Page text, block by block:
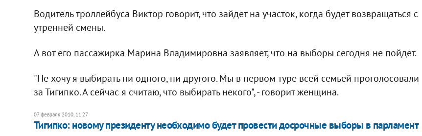
Водитель троллейбуса Виктор говорит, что зайдет на участок, когда будет возвращаться с
утренней смены.
А вот его пассажирка Марина Владимировна заявляет, что на выборы сегодня не пойдет.
"Не хочу я выбирать ни одного, ни другого. Мы в первом туре всей семьей проголосовали
за Тигипко. А сейчас я считаю, что выбирать некого", - говорит женщина.
07 февраля 2010, 11:27
Тигипко: новому президенту необходимо будет провести досрочные выборы в парламент